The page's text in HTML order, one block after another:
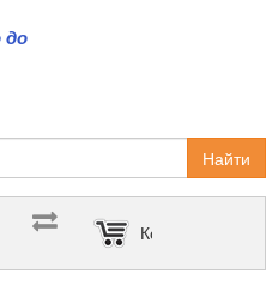
до
Найти
Корзина пуста